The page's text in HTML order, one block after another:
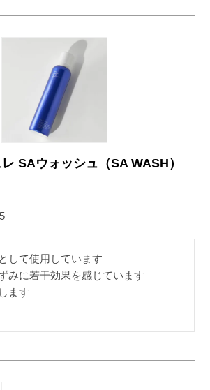
SAウォッシュ（SA WASH）
して使用しています
みに若干効果を感じています
ます